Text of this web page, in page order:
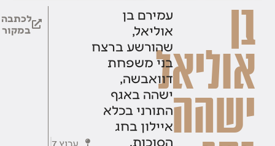
בן
אוליאל
ישהה
עמירם בן
אוליאל,
שהורשע ברצח
בני משפחת
דוואבשה,
ישהה באגף
התורני בכלא
איילון בחג
הסוכות.
ערוץ 7
לכתבה
במקור